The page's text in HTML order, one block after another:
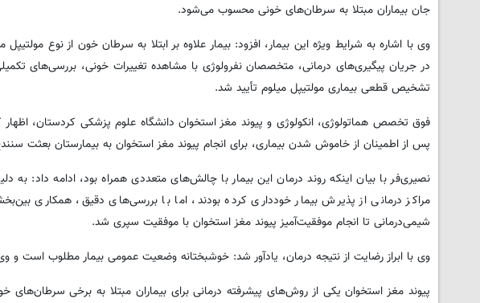
جان بیماران مبتلا به سرطان‌های خونی محسوب می‌شود.
وی با اشاره به شرایط ویژه این بیمار، افزود: بیمار علاوه بر ابتلا به سرطان خون از نوع
در جریان پیگیری‌های درمانی، متخصصان نفرولوژی با مشاهده تغییرات خونی، بررسی‌های
تشخیص قطعی بیماری مولتیپل میلوم تأیید شد.
فوق تخصص هماتولوژی، انکولوژی و پیوند مغز استخوان دانشگاه علوم پزشکی کردستان،
پس از اطمینان از خاموش شدن بیماری، برای انجام پیوند مغز استخوان به بیمارستان بعثت
نصیری‌فر با بیان اینکه روند درمان این بیمار با چالش‌های متعددی همراه بود، ادامه داد: به
مراکز درمانی از پذیرش بیمار خودداری کرده بودند، اما با بررسی‌های دقیق، همکاری
شیمی‌درمانی تا انجام موفقیت‌آمیز پیوند مغز استخوان با موفقیت سپری شد.
وی با ابراز رضایت از نتیجه درمان، یادآور شد: خوشبختانه وضعیت عمومی بیمار مطلوب است و وی
پیوند مغز استخوان یکی از روش‌های پیشرفته درمانی برای بیماران مبتلا به برخی سرطان‌های